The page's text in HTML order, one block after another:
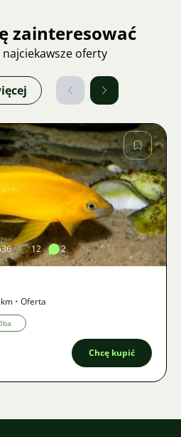
zainteresować
oferty
Zdjęcie
12 2
• Oferta
Chcę kupić